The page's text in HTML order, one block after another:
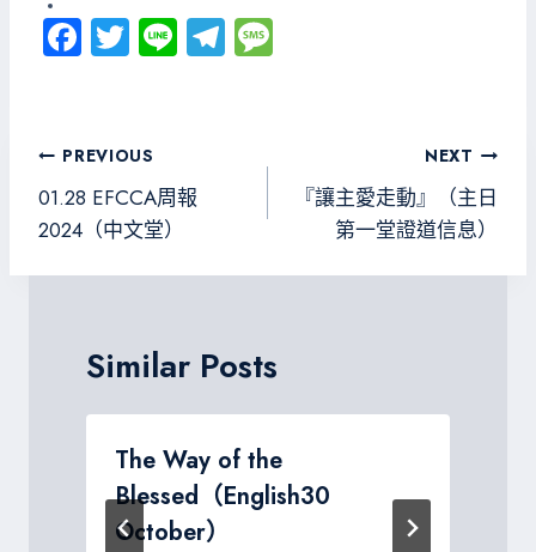
Fa
o
ok
T
er
Li Te
文
章
導
覽
PREVIOUS
01.28 EFCCA周報
2024（中文堂）
NEXT
『讓主愛走動』（主日
第一堂證道信息）
Similar Posts
The Way of the
Blessed（English30
October）